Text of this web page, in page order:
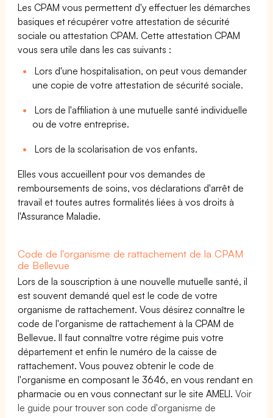
Les CPAM vous permettent d'y effectuer les démarches
basiques et récupérer votre attestation de sécurité
sociale ou attestation CPAM. Cette attestation CPAM
vous sera utile dans les cas suivants :
Lors d'une hospitalisation, on peut vous demander
une copie de votre attestation de sécurité sociale.
Lors de l'affiliation à une mutuelle santé individuelle
ou de votre entreprise.
Lors de la scolarisation de vos enfants.
Elles vous accueillent pour vos demandes de
remboursements de soins, vos déclarations d'arrêt de
travail et toutes autres formalités liées à vos droits à
l'Assurance Maladie.
Code de l'organisme de rattachement de la CPAM
de Bellevue
Lors de la souscription à une nouvelle mutuelle santé, il
est souvent demandé quel est le code de votre
organisme de rattachement. Vous désirez connaître le
code de l'organisme de rattachement à la CPAM de
Bellevue. Il faut connaître votre régime puis votre
département et enfin le numéro de la caisse de
rattachement. Vous pouvez obtenir le code de
l'organisme en composant le 3646, en vous rendant en
pharmacie ou en vous connectant sur le site AMELI.Voir
le guide pour trouver son code d'organisme de